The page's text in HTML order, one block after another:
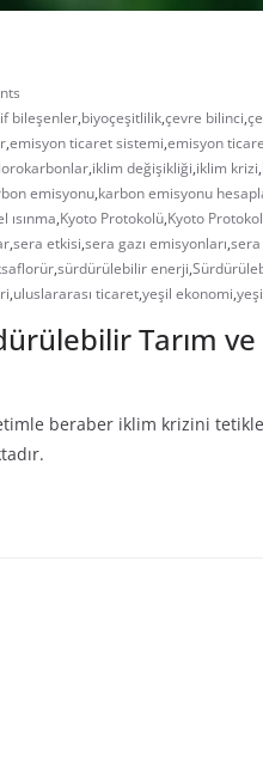
bileşenler,biyoçeşitlilik,çevre bilinci,
,emisyon ticaret sistemi,emisyon
,iklim değişikliği,iklim krizi,
emisyonu,karbon emisyonu
ısınma,Kyoto Protokolü,Kyoto
,sera etkisi,sera gazı emisyonları,sera
,sürdürülebilir enerji,
,uluslararası ticaret,yeşil ekonomi,
Tarım
beraber iklim krizini